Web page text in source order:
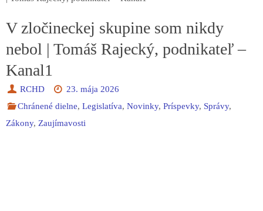
V zločineckej skupine som nikdy
nebol | Tomáš Rajecký, podnikateľ –
Kanal1
RCHD
23. mája 2026
Chránené dielne,Legislatíva,Novinky,Príspevky, Správy,
Zákony, Zaujímavosti